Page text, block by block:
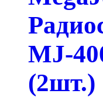
MJ-
(2шт.)